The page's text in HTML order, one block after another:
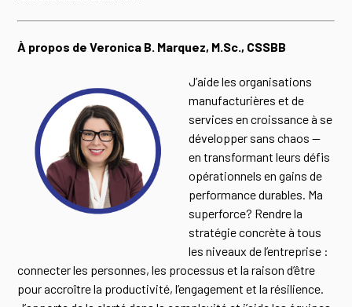
À propos de Veronica B. Marquez, M.Sc., CSSBB
J’aide les organisations
manufacturières et de
services en croissance à se
développer sans chaos —
en transformant leurs défis
opérationnels en gains de
performance durables. Ma
superforce? Rendre la
stratégie concrète à tous
les niveaux de l’entreprise :
connecter les personnes, les processus et la raison d’être
pour accroître la productivité, l’engagement et la résilience.